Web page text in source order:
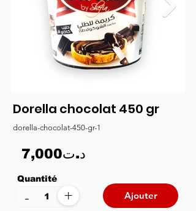
Dorella chocolat 450 gr
dorella-chocolat-450-gr-1
7,000د.ت
Quantité
+
- Ajouter